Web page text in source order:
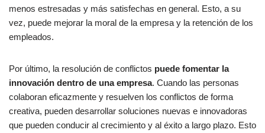
menos estresadas y más satisfechas en general. Esto, a su
vez, puede mejorar la moral de la empresa y la retención de los
empleados.
Por último, la resolución de conflictos puede fomentar la
innovación dentro de una empresa. Cuando las personas
colaboran eficazmente y resuelven los conflictos de forma
creativa, pueden desarrollar soluciones nuevas e innovadoras
que pueden conducir al crecimiento y al éxito a largo plazo. Esto